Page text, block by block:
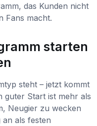
das Kunden nicht
Fans macht.
starten
steht – jetzt kommt
guter Start ist mehr als
Neugier zu wecken
als festen